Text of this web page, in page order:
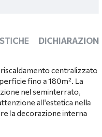
centralizzato
fino a 180m². La
nel seminterrato,
all'estetica nella
la decorazione interna